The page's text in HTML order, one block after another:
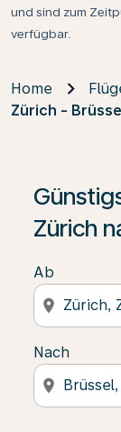
und sind zum
verfügbar.
Home
Zürich -
Zürich
Ab
location_on
Nach
location_on